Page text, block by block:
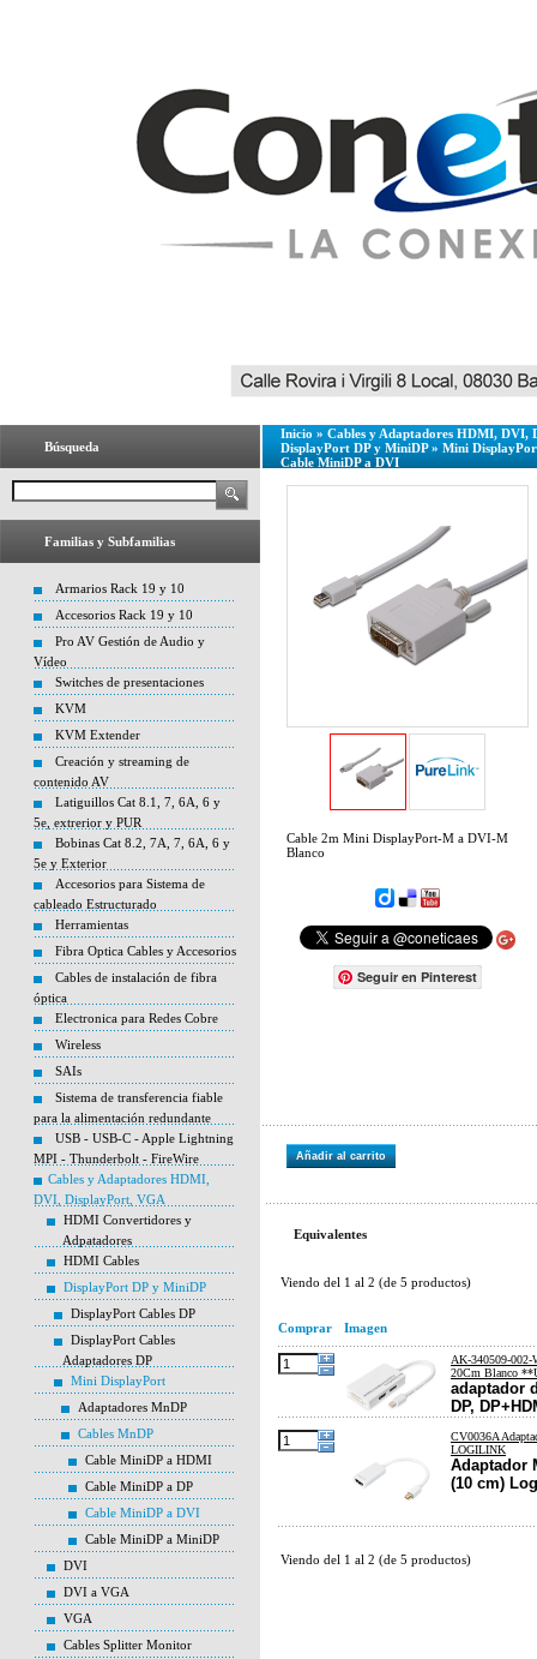
Búsqueda
Familias y Subfamilias
Armarios Rack 19 y 10
Accesorios Rack 19 y 10
Pro AV Gestión de Audio y
Vídeo
Switches de presentaciones
KVM
KVM Extender
Creación y streaming de
contenido AV
Latiguillos Cat 8.1, 7, 6A, 6 y
5e, extrerior y PUR
Bobinas Cat 8.2, 7A, 7, 6A, 6 y
5e y Exterior
Accesorios para Sistema de
cableado Estructurado
Herramientas
Fibra Optica Cables y Accesorios
Cables de instalación de fibra
óptica
Electronica para Redes Cobre
Wireless
SAIs
Sistema de transferencia fiable
para la alimentación redundante
USB - USB-C - Apple Lightning
MPI - Thunderbolt - FireWire
Cables y Adaptadores HDMI,
DVI, DisplayPort, VGA
HDMI Convertidores y
Adpatadores
HDMI Cables
DisplayPort DP y MiniDP
DisplayPort Cables DP
DisplayPort Cables
Adaptadores DP
Mini DisplayPort
Adaptadores MnDP
Cables MnDP
Cable MiniDP a HDMI
Cable MiniDP a DP
Cable MiniDP a DVI
Cable MiniDP a MiniDP
DVI
DVI a VGA
VGA
Cables Splitter Monitor
Inicio » Cables y Adaptadores HDMI, DVI,
DisplayPort DP y MiniDP» Mini
Cable MiniDP a DVI
Cable 2m Mini DisplayPort-M a DVI-M
Blanco
Seguir en Pinterest
Añadir al carrito
Equivalentes
Viendo del 1 al 2 (de 5 productos)
Comprar Imagen
AK-340509-002-
20Cm Blanco
adaptador
DP,
CV0036A
LOGILINK
Adaptador
(10 cm)
Viendo del 1 al 2 (de 5 productos)